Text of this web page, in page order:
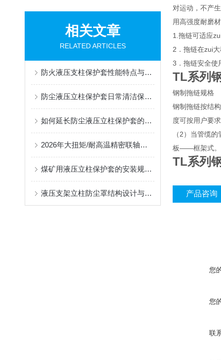
相关文章
RELATED ARTICLES
防火液压支柱保护套性能特点与阻燃防护应用
防尘液压立柱保护套日常清洁保养与更换规范
如何延长防尘液压立柱保护套的使用寿命？
2026年大扭矩/耐高温精密联轴器定制找哪家？能实现精准定制的优质厂家盘点
煤矿用液压立柱保护套的安装规范与使用寿命提升方案
液压支架立柱防尘罩结构设计与密封防护原理
对运动，不产
用高强度耐磨
1.拖链可适应
2．拖链在zui
3．拖链安全使
TL系列
钢制拖链规格
钢制拖链按结
度可按用户要
（2）当管缆
板——框架式。
TL系列
产品咨询
您
您
联